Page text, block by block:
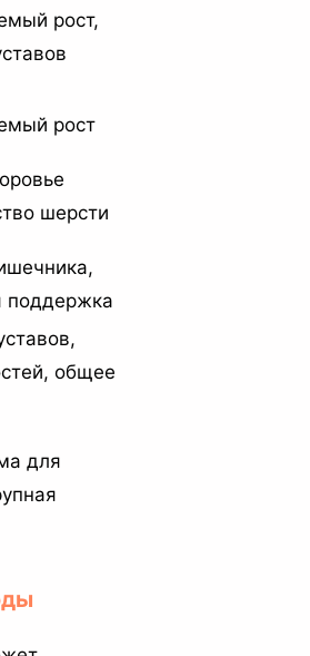
рост,
рост
шерсти
поддержка
общее
для